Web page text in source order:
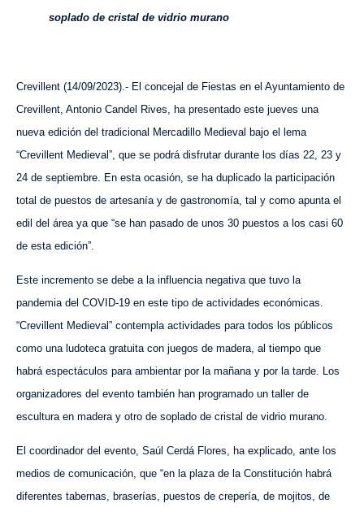
soplado de cristal de vidrio murano
Crevillent (14/09/2023).- El concejal de Fiestas en el Ayuntamiento de
Crevillent, Antonio Candel Rives, ha presentado este jueves una
nueva edición del tradicional Mercadillo Medieval bajo el lema
“Crevillent Medieval”, que se podrá disfrutar durante los días 22, 23 y
24 de septiembre. En esta ocasión, se ha duplicado la participación
total de puestos de artesanía y de gastronomía, tal y como apunta el
edil del área ya que “se han pasado de unos 30 puestos a los casi 60
de esta edición”.
Este incremento se debe a la influencia negativa que tuvo la
pandemia del COVID-19 en este tipo de actividades económicas.
“Crevillent Medieval” contempla actividades para todos los públicos
como una ludoteca gratuita con juegos de madera, al tiempo que
habrá espectáculos para ambientar por la mañana y por la tarde. Los
organizadores del evento también han programado un taller de
escultura en madera y otro de soplado de cristal de vidrio murano.
El coordinador del evento, Saúl Cerdá Flores, ha explicado, ante los
medios de comunicación, que “en la plaza de la Constitución habrá
diferentes tabernas, braserías, puestos de crepería, de mojitos, de